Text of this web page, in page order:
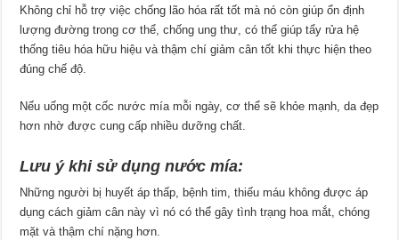
Không chỉ hỗ trợ việc chống lão hóa rất tốt mà nó còn giúp ổn định
lượng đường trong cơ thể, chống ung thư, có thể giúp tẩy rửa hệ
thống tiêu hóa hữu hiệu và thậm chí giảm cân tốt khi thực hiện theo
đúng chế độ.
Nếu uống một cốc nước mía mỗi ngày, cơ thể sẽ khỏe mạnh, da đẹp
hơn nhờ được cung cấp nhiều dưỡng chất.
Lưu ý khi sử dụng nước mía:
Những người bị huyết áp thấp, bệnh tim, thiếu máu không được áp
dụng cách giảm cân này vì nó có thể gây tình trạng hoa mắt, chóng
mặt và thậm chí nặng hơn.